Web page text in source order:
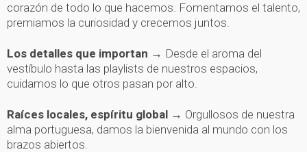
corazón de todo lo que hacemos. Fomentamos el talento,
premiamos la curiosidad y crecemos juntos.
Los detalles que importan → Desde el aroma del
vestíbulo hasta las playlists de nuestros espacios,
cuidamos lo que otros pasan por alto.
Raíces locales, espíritu global → Orgullosos de nuestra
alma portuguesa, damos la bienvenida al mundo con los
brazos abiertos.